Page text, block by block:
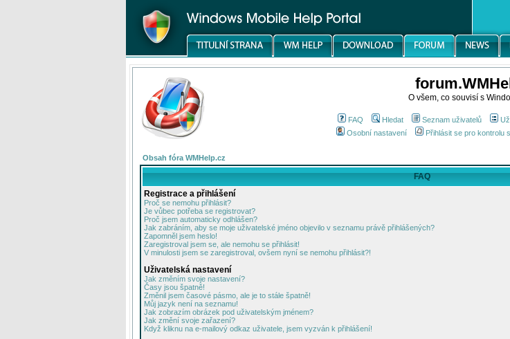
O všem, co souvisí s
FAQ Hledat Seznam uživatelů
Osobní nastavení
Přihlásit se pro kontrolu
Obsah fóra WMHelp.cz
FAQ
Registrace a přihlášení
Proč se nemohu přihlásit?
Je vůbec potřeba se registrovat?
Proč jsem automaticky odhlášen?
Jak zabráním, aby se moje uživatelské jméno objevilo v seznamu právě přihlášených?
Zapomněl jsem heslo!
Zaregistroval jsem se, ale nemohu se přihlásit!
V minulosti jsem se zaregistroval, ovšem nyní se nemohu přihlásit?!
Uživatelská nastavení
Jak změním svoje nastavení?
Časy jsou špatně!
Změnil jsem časové pásmo, ale je to stále špatně!
Můj jazyk není na seznamu!
Jak zobrazím obrázek pod uživatelským jménem?
Jak změní svoje zařazení?
Když kliknu na e-mailový odkaz uživatele, jsem vyzván k přihlášení!